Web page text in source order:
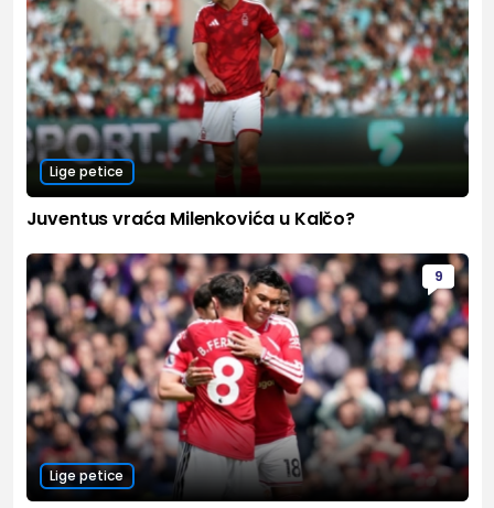
Lige petice
Juventus vraća Milenkovića u Kalčo?
9
Lige petice